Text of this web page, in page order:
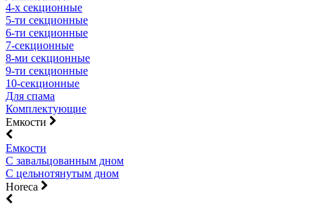
4-х секционные
5-ти секционные
6-ти секционные
7-секционные
8-ми секционные
9-ти секционные
10-секционные
Для спама
Комплектующие
Емкости
Емкости
С завальцованным дном
С цельнотянутым дном
Horeca